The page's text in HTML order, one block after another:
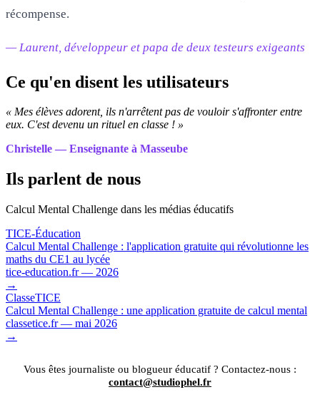
récompense.
— Laurent, développeur et papa de deux testeurs exigeants
Ce qu'en disent les utilisateurs
« Mes élèves adorent, ils n'arrêtent pas de vouloir s'affronter entre
eux. C'est devenu un rituel en classe ! »
Christelle — Enseignante à Masseube
Ils parlent de nous
Calcul Mental Challenge dans les médias éducatifs
TICE-Éducation
Calcul Mental Challenge : l'application gratuite qui révolutionne les
maths du CE1 au lycée
tice-education.fr — 2026
→
ClasseTICE
Calcul Mental Challenge : une application gratuite de calcul mental
classetice.fr — mai 2026
→
Vous êtes journaliste ou blogueur éducatif ? Contactez-nous :
contact@studiophel.fr